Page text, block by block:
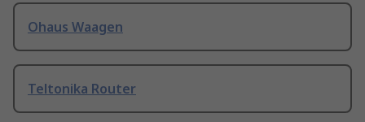
Ohaus Waagen
Teltonika Router